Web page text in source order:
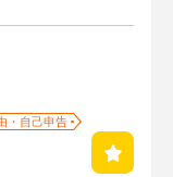
・自己申告